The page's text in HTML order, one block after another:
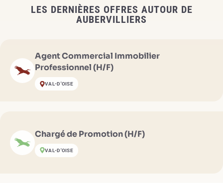
LES DERNIÈRES OFFRES AUTOUR DE
AUBERVILLIERS
Agent Commercial Immobilier
Professionnel (H/F)
VAL-D'OISE
Chargé de Promotion (H/F)
VAL-D'OISE